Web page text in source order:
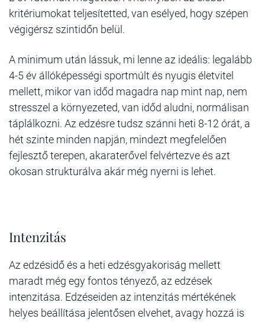
kritériumokat teljesítetted, van esélyed, hogy szépen
végigérsz szintidőn belül.
A minimum után lássuk, mi lenne az ideális: legalább
4-5 év állóképességi sportmúlt és nyugis életvitel
mellett, mikor van időd magadra nap mint nap, nem
stresszel a környezeted, van időd aludni, normálisan
táplálkozni. Az edzésre tudsz szánni heti 8-12 órát, a
hét szinte minden napján, mindezt megfelelően
fejlesztő terepen, akaraterővel felvértezve és azt
okosan strukturálva akár még nyerni is lehet.
Intenzitás
Az edzésidő és a heti edzésgyakoriság mellett
maradt még egy fontos tényező, az edzések
intenzitása. Edzéseiden az intenzitás mértékének
helyes beállítása jelentősen elvehet, avagy hozzá is